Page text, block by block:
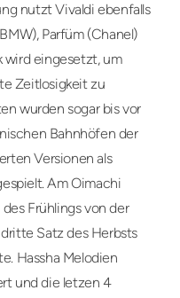
nutzt Vivaldi ebenfalls
Parfüm (Chanel)
wird eingesetzt, um
Zeitlosigkeit zu
wurden sogar bis vor
Bahnhöfen der
Versionen als
Am Oimachi
Frühlings von der
Satz des Herbsts
Hassha Melodien
und die letzen 4